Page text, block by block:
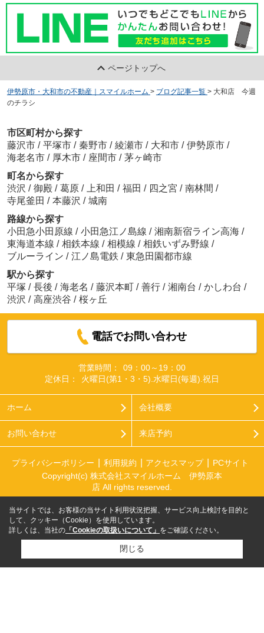
ページトップへ
伊勢原市・大和市の不動産｜スマイルホーム > ブログ記事一覧 > 大和店 今週
のチラシ
市区町村から探す
藤沢市 / 平塚市 / 秦野市 / 綾瀬市 / 大和市 / 伊勢原市 /
海老名市 / 厚木市 / 座間市 / 茅ヶ崎市
町名から探す
渋沢 / 御殿 / 葛原 / 上和田 / 福田 / 四之宮 / 南林間 /
寺尾釜田 / 本藤沢 / 城南
路線から探す
小田急小田原線 / 小田急江ノ島線 / 湘南新宿ライン高海 /
東海道本線 / 相鉄本線 / 相模線 / 相鉄いずみ野線 /
ブルーライン / 江ノ島電鉄 / 東急田園都市線
駅から探す
平塚 / 長後 / 海老名 / 藤沢本町 / 善行 / 湘南台 / かしわ台 /
渋沢 / 高座渋谷 / 桜ヶ丘
電話でお問い合わせ
営業時間：
09：00～19：00
定休日：
火曜日(第1・3・5).水曜日(毎週).祝日
ホーム 会社概要
お問い合わせ 来店予約
プライバシーポリシー 利用規約 アクセスマップ
PCサイト
Copyright(c) 株式会社スマイルホーム 伊勢原本
店 All rights reserved.
当サイトでは、お客様の当サイト利用状況把握、サービス向上検討を目的と
して、クッキー（Cookie）を使用しています。
詳しくは、当社の 「Cookieの取扱いについて」 をご確認ください。
閉じる